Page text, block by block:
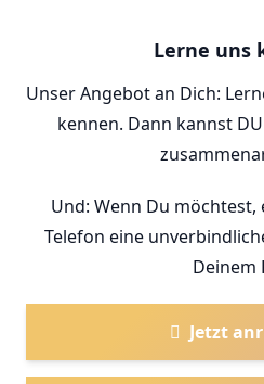
Lerne uns
Unser Angebot an Dich:
kennen. Dann kannst
Und: Wenn Du
Telefon eine
Deinem
Jetzt